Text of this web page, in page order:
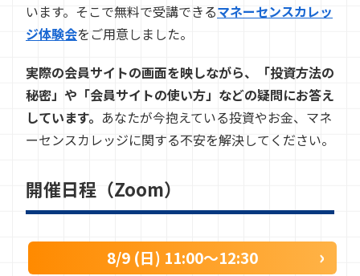
います。そこで無料で受講できるマネーセンスカレッ
ジ体験会をご用意しました。
実際の会員サイトの画面を映しながら、「投資方法の
秘密」や「会員サイトの使い方」などの疑問にお答え
しています。 あなたが今抱えている投資やお金、マネ
ーセンスカレッジに関する不安を解決してください。
開催日程（Zoom）
8/9 (日) 11:00〜12:30